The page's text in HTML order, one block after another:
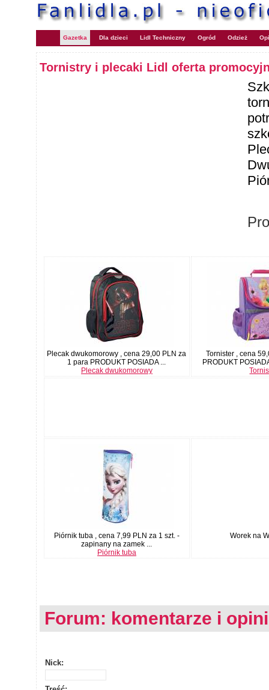
Gazetka Dla dzieci Lidl Techniczny Ogród Odzież
Tornistry i plecaki Lidl oferta
Plecak dwukomorowy , cena 29,00 PLN za
1 para PRODUKT POSIADA ...
Plecak dwukomorowy
Tornister , cena
PRODUKT
Piórnik tuba , cena 7,99 PLN za 1 szt. -
zapinany na zamek ...
Piórnik tuba
Worek na
Forum: komentarze i
Nick: